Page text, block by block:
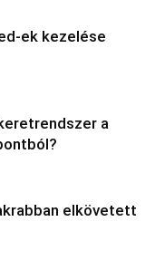
ek kezelése
a
elkövetett